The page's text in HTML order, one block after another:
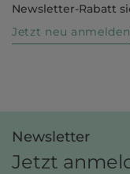
Newsletter-Rabatt
Jetzt neu anmelden
Newsletter
Jetzt